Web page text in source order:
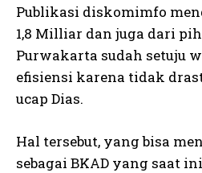
Publikasi diskomimfo
1,8 Milliar dan juga dari
Purwakarta sudah setuju
efisiensi karena tidak
ucap Dias.
Hal tersebut, yang bisa
sebagai BKAD yang saat